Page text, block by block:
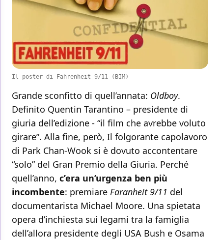
Il poster di Fahrenheit 9/11 (BIM)
Grande sconfitto di quell’annata: Oldboy.
Definito Quentin Tarantino – presidente di
giuria dell’edizione - “il film che avrebbe voluto
girare”. Alla fine, però, Il folgorante capolavoro
di Park Chan-Wook si è dovuto accontentare
“solo” del Gran Premio della Giuria. Perché
quell’anno, c’era un’urgenza ben più
incombente: premiare Faranheit 9/11 del
documentarista Michael Moore. Una spietata
opera d’inchiesta sui legami tra la famiglia
dell’allora presidente degli USA Bush e Osama